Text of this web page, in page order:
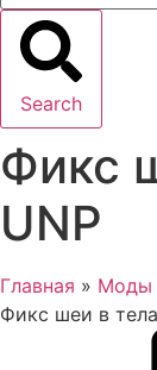
Search
Фикс
UNP
Главная » Моды
Фикс шеи в